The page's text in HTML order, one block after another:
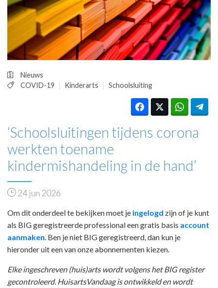
PRAKTIJKZAKEN
TARIEVEN
VPHUISARTSEN
MEDISCHE VAKHANDEL
REGISTRATIE
Nieuws
COVID-19
Kinderarts Schoolsluiting
‘Schoolsluitingen tijdens corona
werkten toename
kindermishandeling in de hand’
24 jun 2026
Om dit onderdeel te bekijken moet je ingelogd zijn of je kunt
als BIG geregistreerde professional een gratis basis account
aanmaken . Ben je niet BIG geregistreerd, dan kun je
hieronder uit een van onze abonnementen kiezen.
Elke ingeschreven (huis)arts wordt volgens het BIG register
gecontroleerd. HuisartsVandaag is ontwikkeld en wordt